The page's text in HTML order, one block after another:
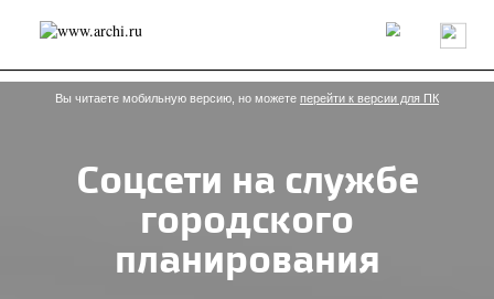
Россия Мир Технологии Интерьер Пресса
Архитекторы
Проекты
Конкурсы События Книги Вакансии
send.project Анонсы конкурсов
Блог
Интервью Исследование
Объект
Результаты конкурса
Рецензия Архитектура
Иностранцы в России
Вы читаете мобильную версию, но можете перейти к версии для ПК
Соцсети на службе
городского
планирования